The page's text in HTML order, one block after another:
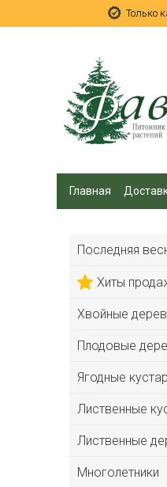
Только
Главная
Последняя
Хиты
Хвойные
Плодовые
Ягодные
Лиственные
Лиственные
Многолетники